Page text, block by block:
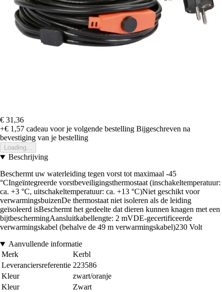
€ 31,36
+€ 1,57 cadeau voor je volgende bestelling Bijgeschreven na
bevestiging van je bestelling
Loading...
Beschrijving
Beschermt uw waterleiding tegen vorst tot maximaal -45
°CIngeïntegreerde vorstbeveiligingsthermostaat (inschakeltemperatuur:
ca. +3 °C, uitschakeltemperatuur: ca. +13 °C)Niet geschikt voor
verwarmingsbuizenDe thermostaat niet isoleren als de leiding
geïsoleerd isBeschermt het gedeelte dat dieren kunnen knagen met een
bijtbeschermingAansluitkabellengte: 2 mVDE-gecertificeerde
verwarmingskabel (behalve de 49 m verwarmingskabel)230 Volt
Aanvullende informatie
Merk
Kerbl
Leveranciersreferentie 223586
Kleur
zwart/oranje
Kleur
Zwart